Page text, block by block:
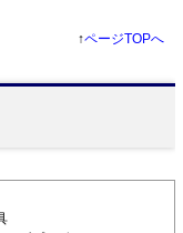
↑ページTOPへ